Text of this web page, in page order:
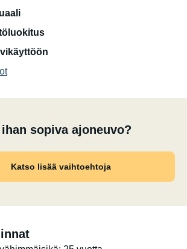
sopiva ajoneuvo?
Katso lisää vaihtoehtoja